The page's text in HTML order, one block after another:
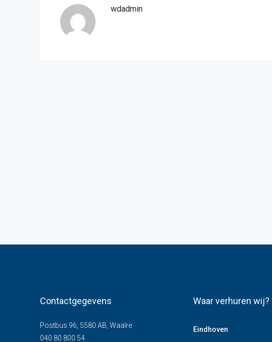
wdadmin
Contactgegevens
Postbus 96, 5580 AB, Waalre
040 80 800 54
Waar verhuren wij?
Eindhoven